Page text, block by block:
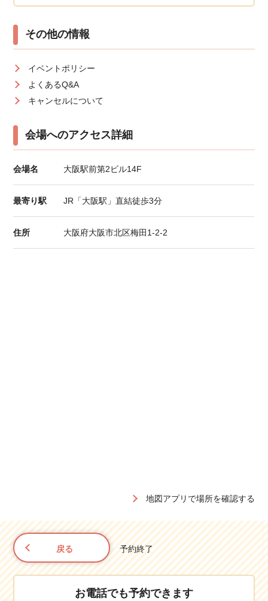
その他の情報
イベントポリシー
よくあるQ&A
キャンセルについて
会場へのアクセス詳細
会場名 大阪駅前第2ビル14F
最寄り駅 JR「大阪駅」直結徒歩3分
住所 大阪府大阪市北区梅田1-2-2
地図アプリで場所を確認する
戻る 予約終了
お電話でも予約できます